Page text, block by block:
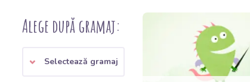
Alege după gramaj:
Selectează gramaj